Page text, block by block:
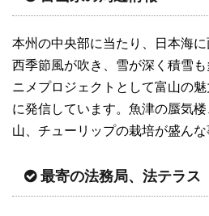
本州の中央部に当たり、日本海
西季節風が吹き、雪が深く積雪
ニメプロジェクトとして富山の
に発信しています。魚津の蜃気
山、チューリップの栽培が盛んな
最寄の法務局、法テラス